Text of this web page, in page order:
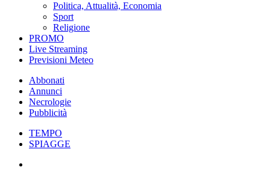
Politica, Attualità, Economia
Sport
Religione
PROMO
Live Streaming
Previsioni Meteo
Abbonati
Annunci
Necrologie
Pubblicità
TEMPO
SPIAGGE